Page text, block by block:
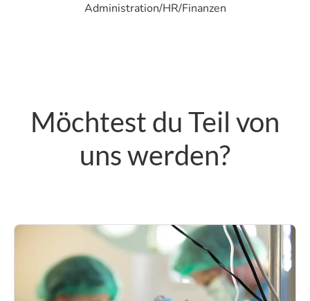
Administration/HR/Finanzen
Möchtest du Teil von
uns werden?